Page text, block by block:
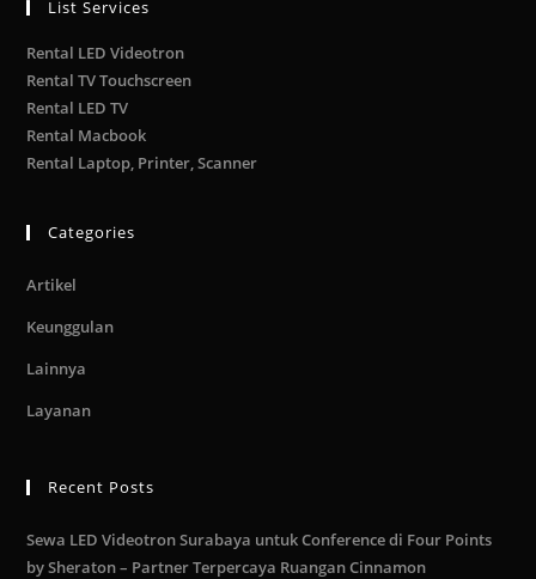
List Services
Rental LED Videotron
Rental TV Touchscreen
Rental LED TV
Rental Macbook
Rental Laptop, Printer, Scanner
Categories
Artikel
Keunggulan
Lainnya
Layanan
Recent Posts
Sewa LED Videotron Surabaya untuk Conference di Four Points
by Sheraton – Partner Terpercaya Ruangan Cinnamon